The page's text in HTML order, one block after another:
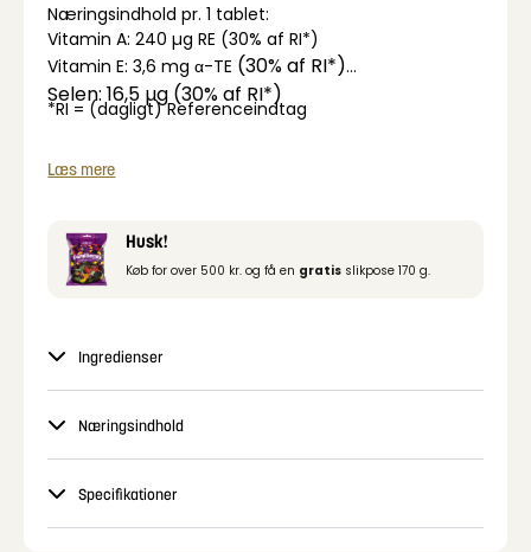
Næringsindhold pr. 1 tablet:
Vitamin A: 240 µg RE (30% af RI*)
Vitamin E: 3,6 mg α-TE (30% af RI*)
Selen: 16,5 µg (30% af RI*)
*RI = (dagligt) Referenceindtag
Læs mere
Husk!
Køb for over 500 kr. og få en gratis slikpose 170 g.
Ingredienser
Næringsindhold
Specifikationer